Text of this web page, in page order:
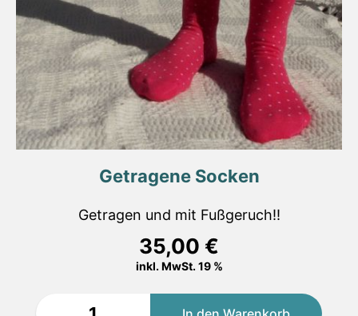
Getragene Socken
Getragen und mit Fußgeruch!!
35,00 €
inkl. MwSt. 19 %